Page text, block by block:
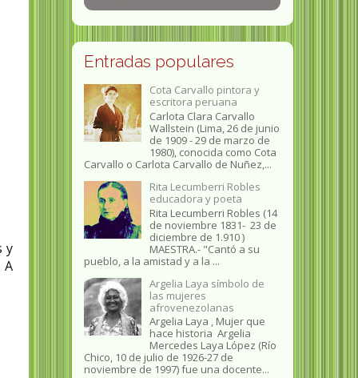
y
Entradas populares
Cota Carvallo pintora y
escritora peruana
Carlota Clara Carvallo
Wallstein (Lima, 26 de junio
de 1909 - 29 de marzo de
1980), conocida como Cota
Carvallo o Carlota Carvallo de Nuñez,...
Rita Lecumberri Robles
educadora y poeta
Rita Lecumberri Robles (14
de noviembre 1831- 23 de
diciembre de 1.910 )
MAESTRA.- "Cantó a su
pueblo, a la amistad y a la ...
Argelia Laya símbolo de
las mujeres
afrovenezolanas
Argelia Laya , Mujer que
hace historia Argelia
Mercedes Laya López (Río
Chico, 10 de julio de 1926-27 de
noviembre de 1997) fue una docente...